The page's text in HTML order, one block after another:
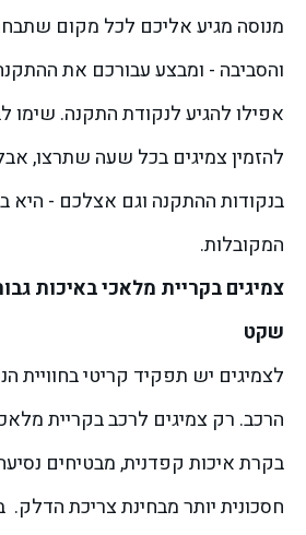
מנוסה מגיע אליכם לכל מקום
והסביבה - ומבצע עבורכם את
אפילו להגיע לנקודת התקנה. שימו
להזמין צמיגים בכל שעה שתרצו,
בנקודות ההתקנה וגם אצלכם - היא
המקובלות.
צמיגים בקריית מלאכי באיכות
שקט
לצמיגים יש תפקיד קריטי בחוויית
הרכב. רק צמיגים לרכב בקריית
בקרת איכות קפדנית, מבטיחים
חסכונית יותר מבחינת צריכת הדלק.